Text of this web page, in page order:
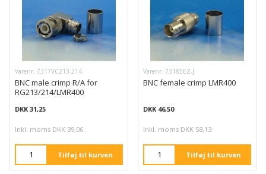
Varenr. 7317VC213-214
BNC male crimp R/A for
RG213/214/LMR400
DKK 31,25
Inkl. moms DKK 39,06
Tilføj til kurven
Varenr. 73185EZ-J
BNC female crimp LMR400
DKK 46,50
Inkl. moms DKK 58,13
Tilføj til kurven